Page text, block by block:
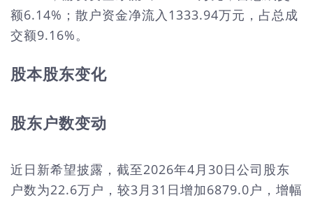
额6.14%；散户资金净流入1333.94万元，占总成
交额9.16%。
股本股东变化
股东户数变动
近日新希望披露，截至2026年4月30日公司股东
户数为22.6万户，较3月31日增加6879.0户，增幅